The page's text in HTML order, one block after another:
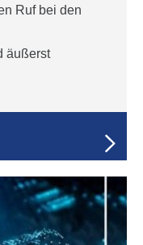
Ruf bei den
äußerst